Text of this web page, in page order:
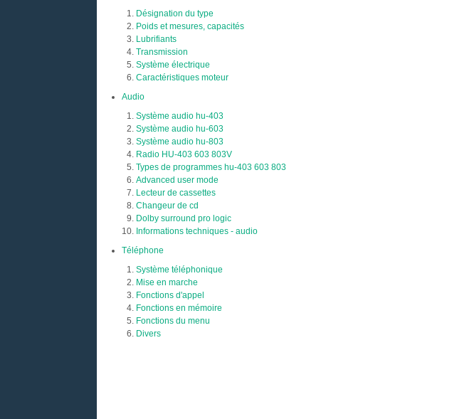
Désignation du type
Poids et mesures, capacités
Lubrifiants
Transmission
Système électrique
Caractéristiques moteur
Audio
Système audio hu-403
Système audio hu-603
Système audio hu-803
Radio HU-403 603 803V
Types de programmes hu-403 603 803
Advanced user mode
Lecteur de cassettes
Changeur de cd
Dolby surround pro logic
Informations techniques - audio
Téléphone
Système téléphonique
Mise en marche
Fonctions d'appel
Fonctions en mémoire
Fonctions du menu
Divers